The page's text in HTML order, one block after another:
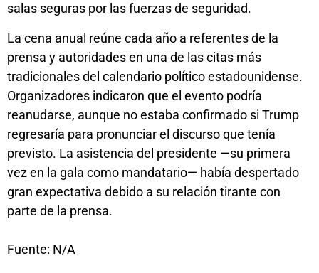
salas seguras por las fuerzas de seguridad.
La cena anual reúne cada año a referentes de la
prensa y autoridades en una de las citas más
tradicionales del calendario político estadounidense.
Organizadores indicaron que el evento podría
reanudarse, aunque no estaba confirmado si Trump
regresaría para pronunciar el discurso que tenía
previsto. La asistencia del presidente —su primera
vez en la gala como mandatario— había despertado
gran expectativa debido a su relación tirante con
parte de la prensa.
Fuente: N/A